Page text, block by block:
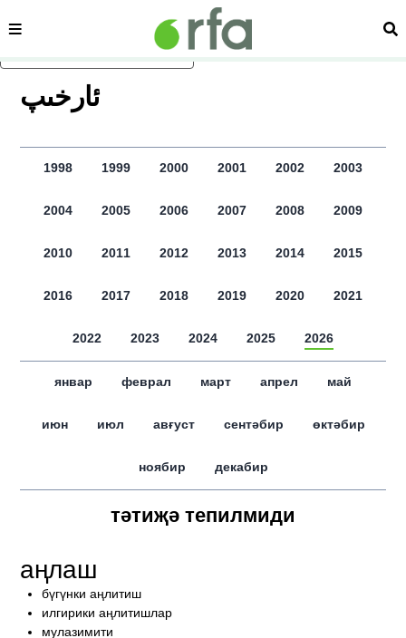
асаслиқ мәзмунға атлаң
сәһипә
ﺋﺎﺭﺧﯩﭗ
1998 1999 2000 2001 2002 2003
2004 2005 2006 2007 2008 2009
2010 2011 2012 2013 2014 2015
2016 2017 2018 2019 2020 2021
2022 2023 2024 2025 2026
январ феврал март апрел май
июн июл авғуст сентәбир өктәбир
ноябир декабир
тәтиҗә тепилмиди
аңлаш
бүгүнки аңлитиш
илгирики аңлитишлар
мулазимити